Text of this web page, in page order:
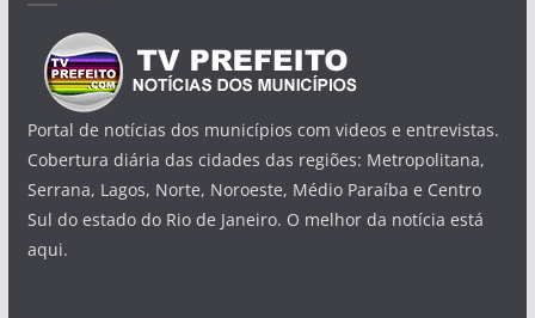
Portal de notícias dos municípios com videos e entrevistas.
Cobertura diária das cidades das regiões: Metropolitana,
Serrana, Lagos, Norte, Noroeste, Médio Paraíba e Centro
Sul do estado do Rio de Janeiro. O melhor da notícia está
aqui.